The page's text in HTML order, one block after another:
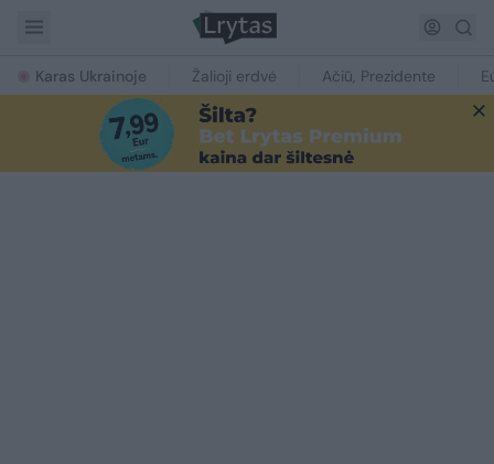
Karas Ukrainoje Žalioji erdvė Ačiū, Prezidente